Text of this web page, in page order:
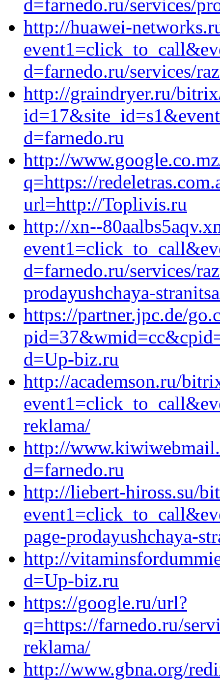
d=farnedo.ru/services/
http://huawei-
d=farnedo.ru/services/
http://graindryer.ru/
d=farnedo.ru
http://
q=https://
url=http://Toplivis.ru
http://xn--
d=farnedo.ru/services/
prodayushchaya-
https://partner.jpc.de/
d=Up-biz.ru
http://academson.ru/
reklama/
http://
d=farnedo.ru
http://liebert-hiross.su/
page-prodayushchaya-
http://
d=Up-biz.ru
https://google.ru/url?
q=https://farnedo.ru/
reklama/
http://www.gbna.org/